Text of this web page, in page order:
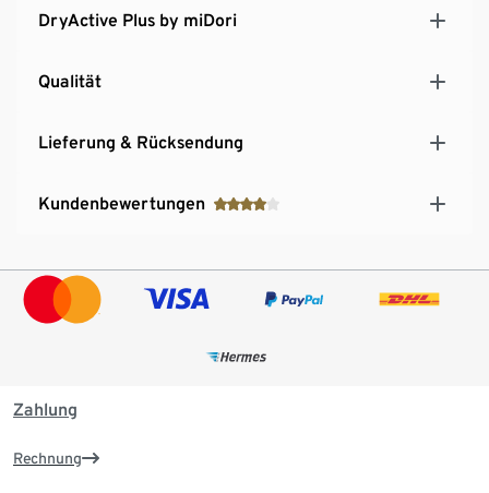
DryActive Plus by miDori
Qualität
Lieferung & Rücksendung
Kundenbewertungen
Zahlung
Rechnung